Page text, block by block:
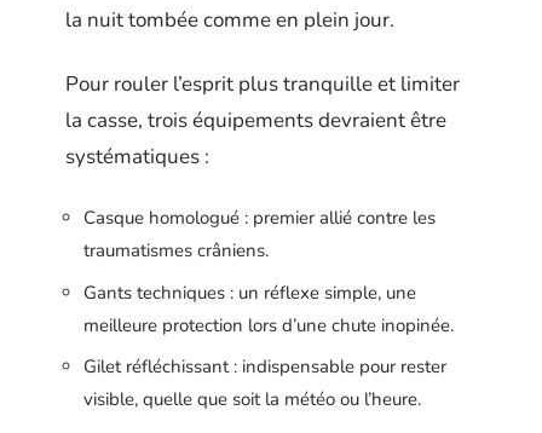
la nuit tombée comme en plein jour.
Pour rouler l’esprit plus tranquille et limiter
la casse, trois équipements devraient être
systématiques :
Casque homologué : premier allié contre les
traumatismes crâniens.
Gants techniques : un réflexe simple, une
meilleure protection lors d’une chute inopinée.
Gilet réfléchissant : indispensable pour rester
visible, quelle que soit la météo ou l’heure.